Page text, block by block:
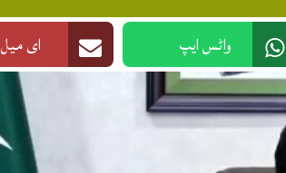
واٹس ایپ ای میل